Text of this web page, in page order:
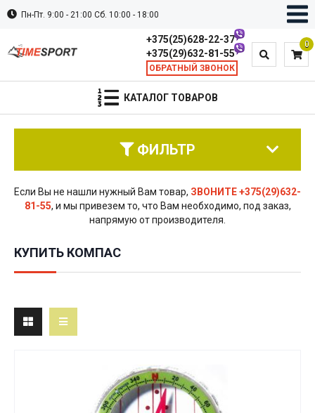
Пн-Пт. 9:00 - 21:00 Сб. 10:00 - 18:00
0
+375(25)628-22-37
+375(29)632-81-55
ОБРАТНЫЙ ЗВОНОК
КАТАЛОГ ТОВАРОВ
ФИЛЬТР
Если Вы не нашли нужный Вам товар, ЗВОНИТЕ +375(29)632-
81-55, и мы привезем то, что Вам необходимо, под заказ,
напрямую от производителя.
КУПИТЬ КОМПАС